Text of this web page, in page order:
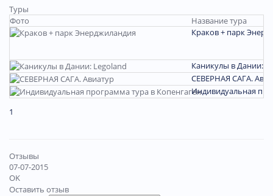
Туры
Фото
Название тура
Краков + парк
Каникулы в Дании:
СЕВЕРНАЯ САГА.
Индивидуальная
1
Отзывы
07-07-2015
OK
Оставить отзыв